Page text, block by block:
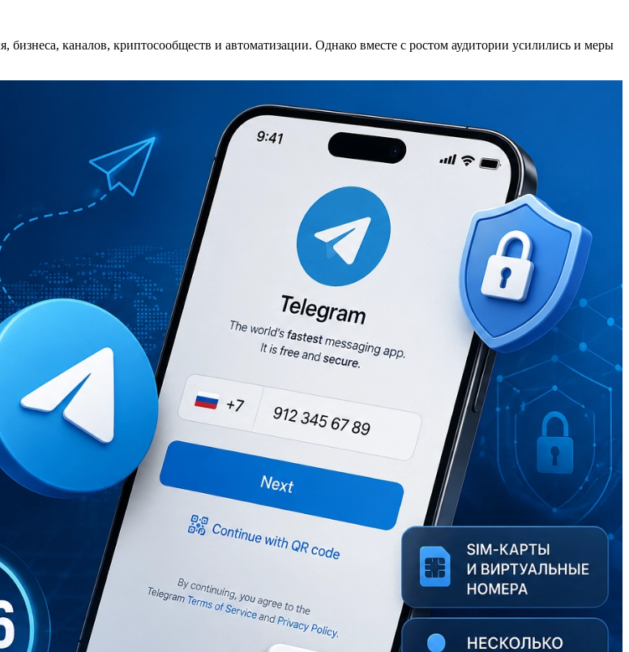
каналов, криптосообществ и автоматизации. Однако вместе с ростом аудитории усилились и меры